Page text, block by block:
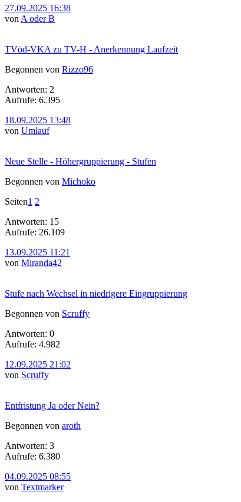
27.09.2025 16:38
von A oder B
TVöd-VKA zu TV-H - Anerkennung Laufzeit
Begonnen von Rizzo96
Antworten: 2
Aufrufe: 6.395
18.09.2025 13:48
von Umlauf
Neue Stelle - Höhergruppierung - Stufen
Begonnen von Michoko
Seiten1 2
Antworten: 15
Aufrufe: 26.109
13.09.2025 11:21
von Miranda42
Stufe nach Wechsel in niedrigere Eingruppierung
Begonnen von Scruffy
Antworten: 0
Aufrufe: 4.982
12.09.2025 21:02
von Scruffy
Entfristung Ja oder Nein?
Begonnen von aroth
Antworten: 3
Aufrufe: 6.380
04.09.2025 08:55
von Textmarker